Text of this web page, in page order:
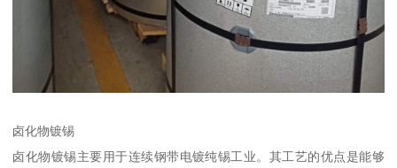
卤化物镀锡
卤化物镀锡主要用于连续钢带电镀纯锡工业。其工艺的优点是能够